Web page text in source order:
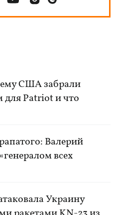
США забрали
для Patriot и что
Валерий
всех
Украину